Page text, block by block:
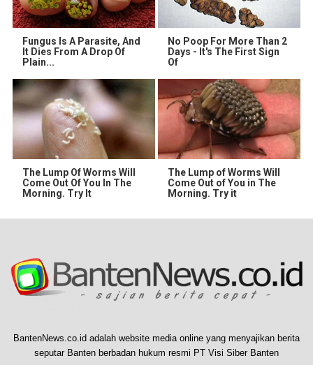
Fungus Is A Parasite, And
It Dies From A Drop Of
Plain...
No Poop For More Than 2
Days - It's The First Sign
Of
The Lump Of Worms Will
Come Out Of You In The
Morning. Try It
The Lump of Worms Will
Come Out of You in The
Morning. Try it
BantenNews.co.id adalah website media online yang menyajikan berita
seputar Banten berbadan hukum resmi PT Visi Siber Banten